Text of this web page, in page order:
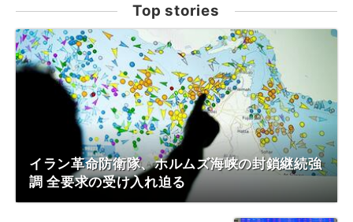
Top stories
イラン革命防衛隊、ホルムズ海峡の封鎖継続強
調 全要求の受け入れ迫る